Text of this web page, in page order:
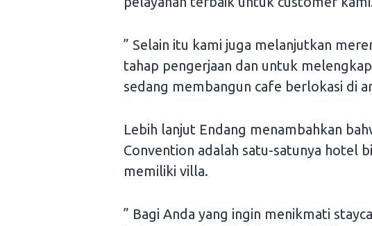
” Selain itu kami juga melanjutkan
tahap pengerjaan dan untuk
sedang membangun cafe berlokasi di
Lebih lanjut Endang menambahkan
Convention adalah satu-satunya hotel
memiliki villa.
” Bagi Anda yang ingin menikmati